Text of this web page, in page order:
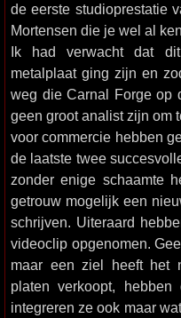
de eerste studioprestatie
Mortensen die je wel al
Ik had verwacht dat
metalplaat ging zijn en
weg die Carnal Forge op
geen groot analist zijn om
voor commercie hebben
de laatste twee
zonder enige schaamte
getrouw mogelijk een
schrijven. Uiteraard
videoclip opgenomen.
maar een ziel heeft het
platen verkoopt,
integreren ze ook maar